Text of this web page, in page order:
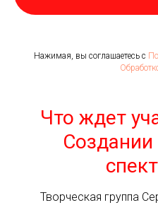
Нажимая, вы соглашаетесь с
Что ждет
Создании
Творческая группа